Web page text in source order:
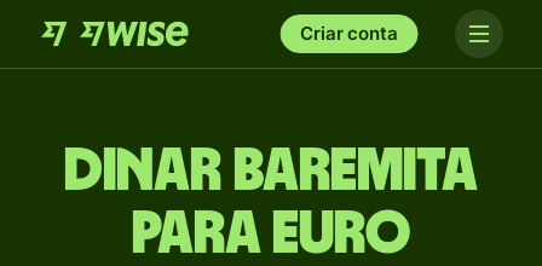
Criar conta
Dinar baremita
para Euro